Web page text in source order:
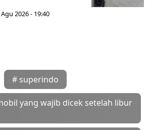
2026 - 19:40
# superindo
yang wajib dicek setelah libur